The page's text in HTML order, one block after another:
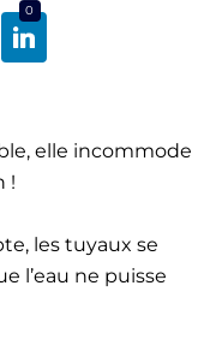
0
elle incommode
!
les tuyaux se
l’eau ne puisse